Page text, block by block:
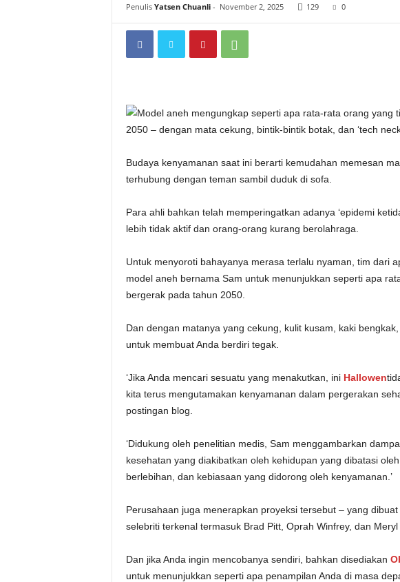
t
i
.
o
m
Penulis Yatsen Chuanli- November 2, 2025 129 0
Budaya kenyamanan saat ini berarti kemudahan memesan
terhubung dengan teman sambil duduk di sofa.
Para ahli bahkan telah memperingatkan adanya ‘epidemi
lebih tidak aktif dan orang-orang kurang berolahraga.
Untuk menyoroti bahayanya merasa terlalu nyaman, tim dari
model aneh bernama Sam untuk menunjukkan seperti apa
bergerak pada tahun 2050.
Dan dengan matanya yang cekung, kulit kusam, kaki bengkak,
untuk membuat Anda berdiri tegak.
‘Jika Anda mencari sesuatu yang menakutkan, ini Hallowen
kita terus mengutamakan kenyamanan dalam pergerakan
postingan blog.
‘Didukung oleh penelitian medis, Sam menggambarkan
kesehatan yang diakibatkan oleh kehidupan yang dibatasi
berlebihan, dan kebiasaan yang didorong oleh kenyamanan.’
Perusahaan juga menerapkan proyeksi tersebut – yang
selebriti terkenal termasuk Brad Pitt, Oprah Winfrey, dan Meryl
Dan jika Anda ingin mencobanya sendiri, bahkan disediakan
untuk menunjukkan seperti apa penampilan Anda di masa